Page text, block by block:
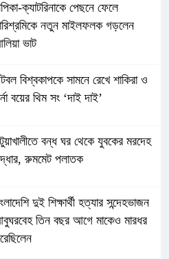
ক্যাটরিনাকে পেছনে ফেলে
নতুন মাইলফলক গড়লেন
ভাট
বিশ্বকাপকে সামনে রেখে শাকিরা ও
বয়ের থিম সং ‘দাই দাই’
বন্ধ ঘর থেকে যুবকের মরদেহ
রুমমেট পলাতক
দুই শিক্ষার্থী হত্যার সন্দেহভাজন
তিন বছর আগে মাকেও মারধর